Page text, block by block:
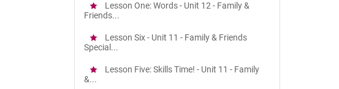
Lesson One: Words - Unit 12 - Family &
Friends...
Lesson Six - Unit 11 - Family & Friends
Special...
Lesson Five: Skills Time! - Unit 11 - Family
&...